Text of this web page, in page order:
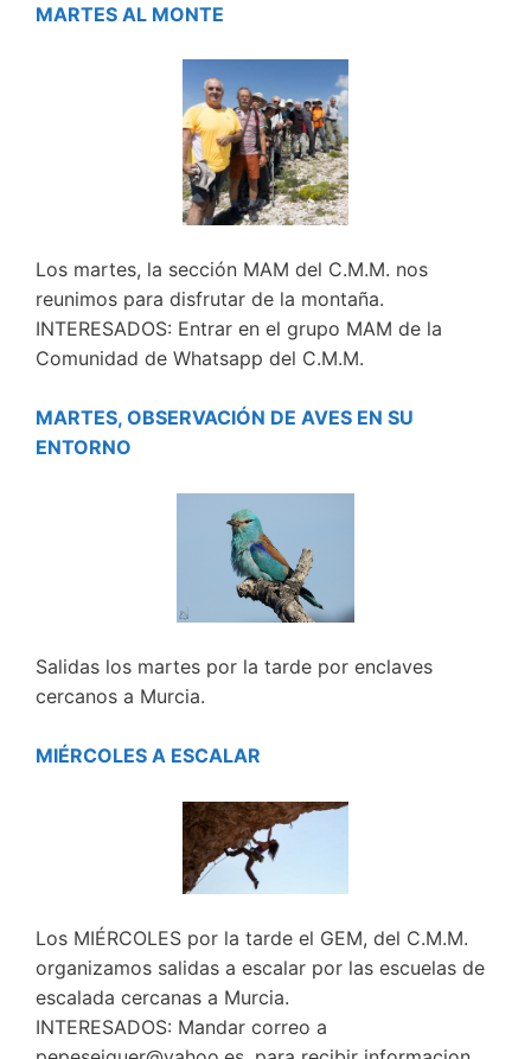
MARTES AL MONTE
Los martes, la sección MAM del C.M.M. nos
reunimos para disfrutar de la montaña.
INTERESADOS: Entrar en el grupo MAM de la
Comunidad de Whatsapp del C.M.M.
MARTES, OBSERVACIÓN DE AVES EN SU
ENTORNO
Salidas los martes por la tarde por enclaves
cercanos a Murcia.
MIÉRCOLES A ESCALAR
Los MIÉRCOLES por la tarde el GEM, del C.M.M.
organizamos salidas a escalar por las escuelas de
escalada cercanas a Murcia.
INTERESADOS: Mandar correo a